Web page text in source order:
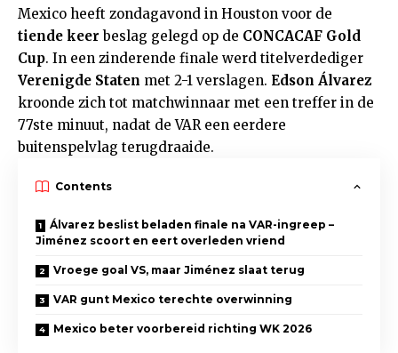
Mexico heeft zondagavond in Houston voor de
tiende keer beslag gelegd op de CONCACAF Gold
Cup. In een zinderende finale werd titelverdediger
Verenigde Staten met 2-1 verslagen. Edson Álvarez
kroonde zich tot matchwinnaar met een treffer in de
77ste minuut, nadat de VAR een eerdere
buitenspelvlag terugdraaide.
Contents
Álvarez beslist beladen finale na VAR-ingreep –
Jiménez scoort en eert overleden vriend
Vroege goal VS, maar Jiménez slaat terug
VAR gunt Mexico terechte overwinning
Mexico beter voorbereid richting WK 2026